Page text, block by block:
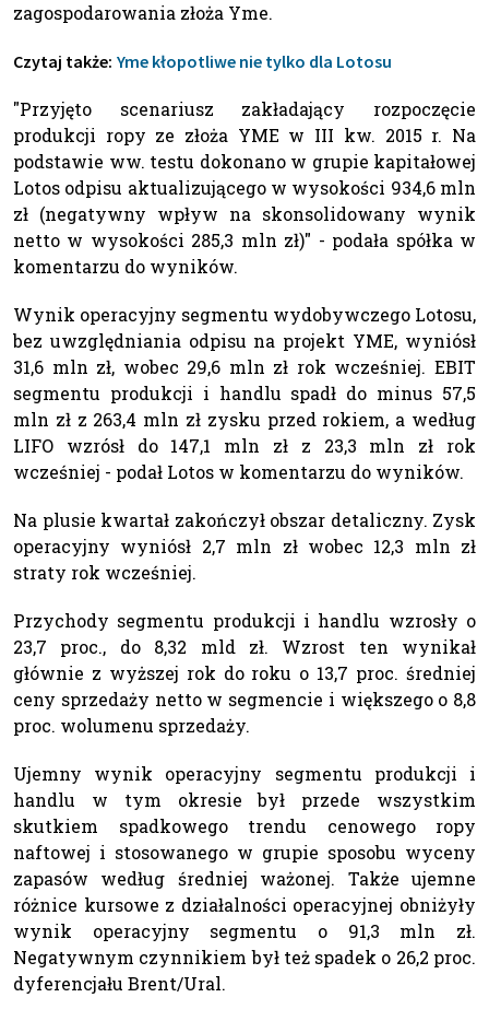
zagospodarowania złoża Yme.
Czytaj także: Yme kłopotliwe nie tylko dla Lotosu
"Przyjęto scenariusz zakładający rozpoczęcie
produkcji ropy ze złoża YME w III kw. 2015 r. Na
podstawie ww. testu dokonano w grupie kapitałowej
Lotos odpisu aktualizującego w wysokości 934,6 mln
zł (negatywny wpływ na skonsolidowany wynik
netto w wysokości 285,3 mln zł)" - podała spółka w
komentarzu do wyników.
Wynik operacyjny segmentu wydobywczego Lotosu,
bez uwzględniania odpisu na projekt YME, wyniósł
31,6 mln zł, wobec 29,6 mln zł rok wcześniej. EBIT
segmentu produkcji i handlu spadł do minus 57,5
mln zł z 263,4 mln zł zysku przed rokiem, a według
LIFO wzrósł do 147,1 mln zł z 23,3 mln zł rok
wcześniej - podał Lotos w komentarzu do wyników.
Na plusie kwartał zakończył obszar detaliczny. Zysk
operacyjny wyniósł 2,7 mln zł wobec 12,3 mln zł
straty rok wcześniej.
Przychody segmentu produkcji i handlu wzrosły o
23,7 proc., do 8,32 mld zł. Wzrost ten wynikał
głównie z wyższej rok do roku o 13,7 proc. średniej
ceny sprzedaży netto w segmencie i większego o 8,8
proc. wolumenu sprzedaży.
Ujemny wynik operacyjny segmentu produkcji i
handlu w tym okresie był przede wszystkim
skutkiem spadkowego trendu cenowego ropy
naftowej i stosowanego w grupie sposobu wyceny
zapasów według średniej ważonej. Także ujemne
różnice kursowe z działalności operacyjnej obniżyły
wynik operacyjny segmentu o 91,3 mln zł.
Negatywnym czynnikiem był też spadek o 26,2 proc.
dyferencjału Brent/Ural.